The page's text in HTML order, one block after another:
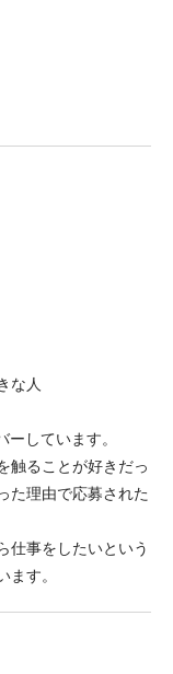
な人
しています。
触ることが好きだっ
た理由で応募された
仕事をしたいという
す。